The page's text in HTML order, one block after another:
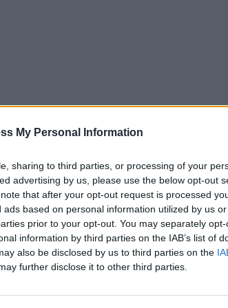
My Personal Information
sharing to third parties, or processing of your
advertising by us, please use the below opt-out
that after your opt-out request is processed
based on personal information utilized by us
prior to your opt-out. You may separately
information by third parties on the IAB’s list of
also be disclosed by us to third parties on the
further disclose it to other third parties.